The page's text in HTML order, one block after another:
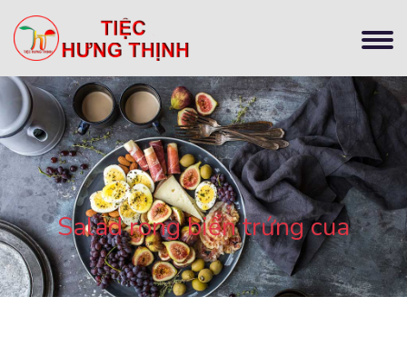
Salad rong biển trứng cua